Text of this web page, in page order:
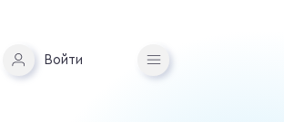
Войти